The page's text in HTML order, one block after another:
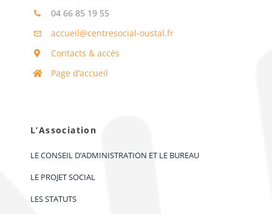
04 66 85 19 55
accueil@centresocial-oustal.fr
Contacts & accès
Page d’accueil
L’Association
LE CONSEIL D’ADMINISTRATION ET LE BUREAU
LE PROJET SOCIAL
LES STATUTS